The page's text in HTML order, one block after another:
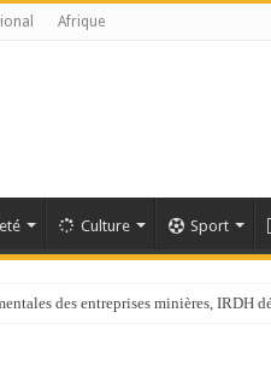
Afrique
Culture Sport
des entreprises minières, IRDH